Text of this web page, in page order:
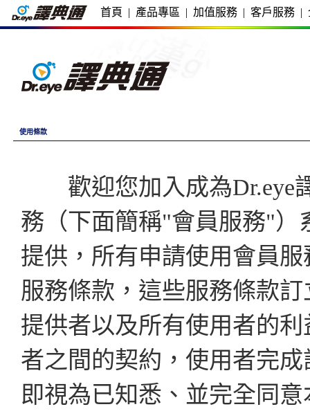
首頁 | 產品專區 | 加值服務 | 客戶服務 |
使用條款
歡迎您加入成為Dr.eye
務（下面簡稱"會員服務"）
提供，所有申請使用會員
服務條款，這些服務條款
提供者以及所有使用者的
者之間的契約，使用者完
即視為已知悉、並完全同